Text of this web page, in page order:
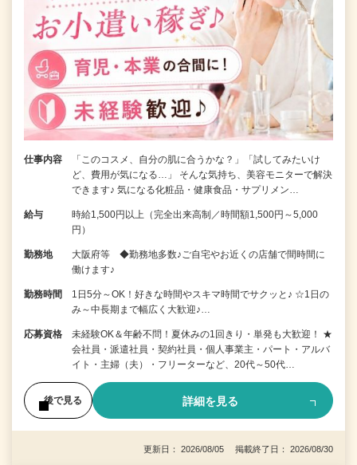
仕事内容
「このコスメ、自分の肌に合うかな？」「試してみたいけ
ど、費用が気になる…」 そんな気持ち、美容モニターで解決
できます♪ 気になる化粧品・健康食品・サプリメン…
給与
時給1,500円以上（完全出来高制／時間額1,500円～5,000
円）
勤務地
大阪府等 ◆勤務地多数♪ご自宅やお近くの店舗で間時間に
働けます♪
勤務時間
1日5分～OK！好きな時間やスキマ時間でサクッと♪ ☆1日の
み～中長期まで幅広く大歓迎♪…
応募資格
未経験OK＆年齢不問！夏休みの1回きり・単発も大歓迎！ ★
会社員・派遣社員・契約社員・個人事業主・パート・アルバ
イト・主婦（夫）・フリーターなど、20代～50代…
後で見る 詳細を見る
更新日： 2026/08/05 掲載終了日： 2026/08/30